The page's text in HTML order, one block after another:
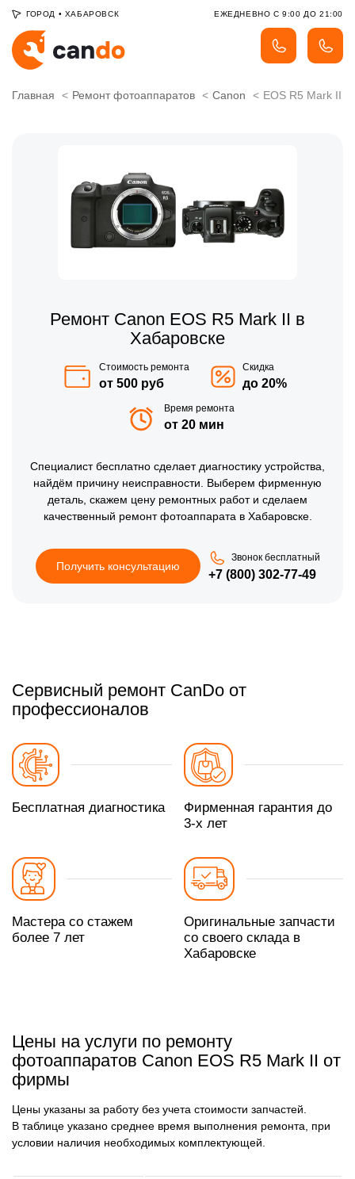
ГОРОД • ХАБАРОВСК ЕЖЕДНЕВНО С 9:00 ДО 21:00
Главная Ремонт фотоаппаратов Canon EOS R5 Mark II
Ремонт Canon EOS R5 Mark II в
Хабаровске
Стоимость ремонта
от 500 руб
Скидка
до 20%
Время ремонта
от 20 мин
Специалист бесплатно сделает диагностику устройства,
найдём причину неисправности. Выберем фирменную
деталь, скажем цену ремонтных работ и сделаем
качественный ремонт фотоаппарата в Хабаровске.
Получить консультацию
Звонок бесплатный
+7 (800) 302-77-49
Сервисный ремонт CanDo от
профессионалов
Бесплатная диагностика
Фирменная гарантия до
3-х лет
Мастера со стажем
более 7 лет
Оригинальные запчасти
со своего склада в
Хабаровске
Цены на услуги по ремонту
фотоаппаратов Canon EOS R5 Mark II от
фирмы
Цены указаны за работу без учета стоимости запчастей.
В таблице указано среднее время выполнения ремонта, при
условии наличия необходимых комплектующей.